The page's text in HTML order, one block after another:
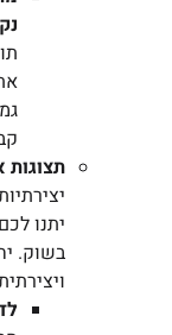
תצוגות
יתנו
בשוק.